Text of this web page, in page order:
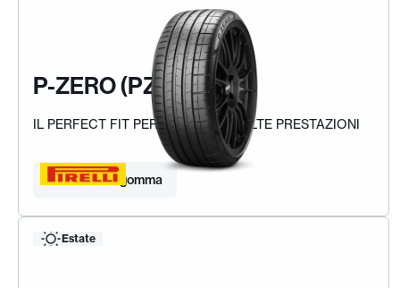
P-ZERO (PZ4)
IL PERFECT FIT PER LE AUTO AD ALTE PRESTAZIONI
Trova la tua gomma
Estate